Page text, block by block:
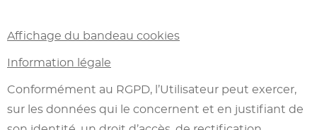
Affichage du bandeau cookies
Information légale
Conformément au RGPD, l’Utilisateur peut exercer,
sur les données qui le concernent et en justifiant de